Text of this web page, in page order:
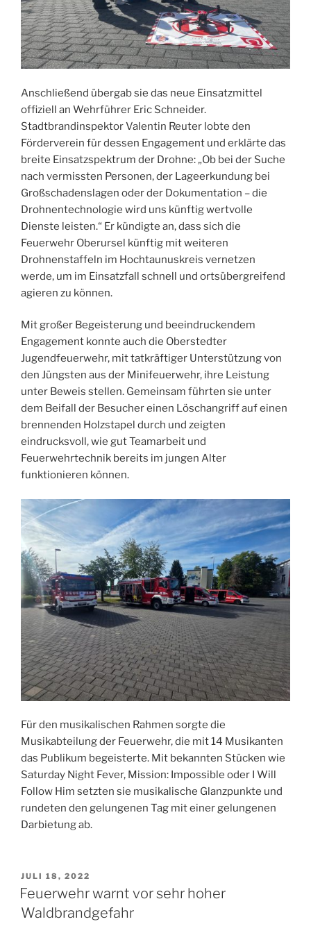
Anschließend übergab sie das neue Einsatzmittel
offiziell an Wehrführer Eric Schneider.
Stadtbrandinspektor Valentin Reuter lobte den
Förderverein für dessen Engagement und erklärte das
breite Einsatzspektrum der Drohne: „Ob bei der Suche
nach vermissten Personen, der Lageerkundung bei
Großschadenslagen oder der Dokumentation – die
Drohnentechnologie wird uns künftig wertvolle
Dienste leisten.“ Er kündigte an, dass sich die
Feuerwehr Oberursel künftig mit weiteren
Drohnenstaffeln im Hochtaunuskreis vernetzen
werde, um im Einsatzfall schnell und ortsübergreifend
agieren zu können.
Mit großer Begeisterung und beeindruckendem
Engagement konnte auch die Oberstedter
Jugendfeuerwehr, mit tatkräftiger Unterstützung von
den Jüngsten aus der Minifeuerwehr, ihre Leistung
unter Beweis stellen. Gemeinsam führten sie unter
dem Beifall der Besucher einen Löschangriff auf einen
brennenden Holzstapel durch und zeigten
eindrucksvoll, wie gut Teamarbeit und
Feuerwehrtechnik bereits im jungen Alter
funktionieren können.
Für den musikalischen Rahmen sorgte die
Musikabteilung der Feuerwehr, die mit 14 Musikanten
das Publikum begeisterte. Mit bekannten Stücken wie
Saturday Night Fever, Mission: Impossible oder I Will
Follow Him setzten sie musikalische Glanzpunkte und
rundeten den gelungenen Tag mit einer gelungenen
Darbietung ab.
VERÖFFENTLICHT
AM
JULI 18, 2022
Feuerwehr warnt vor sehr hoher
Waldbrandgefahr